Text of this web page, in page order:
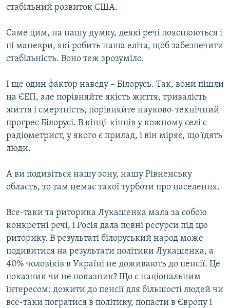
стабільний розвиток США.
Саме цим, на нашу думку, деякі речі пояснюються і
ці маневри, які робить наша еліта, щоб забезпечити
стабільність. Воно теж зрозуміло.
І ще один фактор наведу – Білорусь. Так, вони пішли
на ЄЕП, але порівняйте якість життя, тривалість
життя і смертність, порівняйте науково-технічний
прогрес Білорусі. В кінці-кінців у кожному селі є
радіометрист, у якого є прилад, і він міряє, що їдять
люди.
А ви подивіться нашу зону, нашу Рівненську
область, то там немає такої турботи про населення.
Все-таки та риторика Лукашенка мала за собою
конкретні речі, і Росія дала певні ресурси під цю
риторику. В результаті білоруський народ може
подивитися на результати політики Лукашенка, а
40% чоловіків в Україні не доживають до пенсії. Це
показник чи не показник? Що є національним
інтересом: дожити до пенсії для більшості людей чи
все-таки погратися в політику, попасти в Європу і